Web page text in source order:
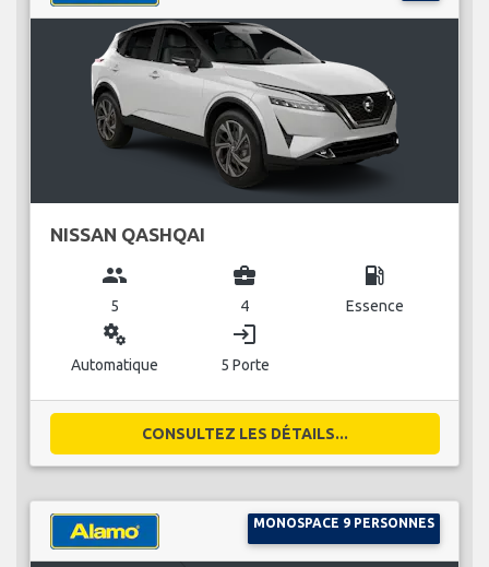
NISSAN QASHQAI
group
5
business_center
4
local_gas_station
Essence
miscellaneous_services
Automatique
login
5 Porte
CONSULTEZ LES DÉTAILS...
MONOSPACE 9 PERSONNES